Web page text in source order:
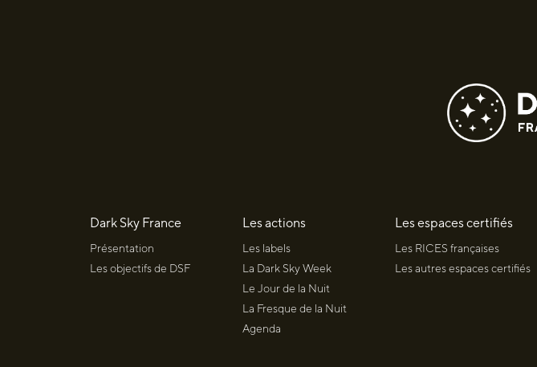
Dark Sky France
Présentation
Les objectifs de DSF
Les actions
Les labels
La Dark Sky Week
Le Jour de la Nuit
La Fresque de la Nuit
Agenda
Les espaces certifiés
Les RICES françaises
Les autres espaces certifiés